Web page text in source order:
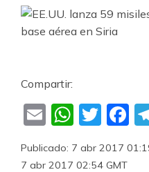
Compartir:
Email
Publicado: 7 abr 2017
7 abr 2017 02:54 GMT